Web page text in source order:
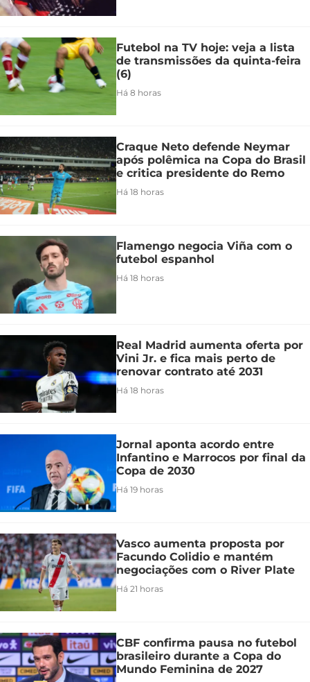
Futebol na TV hoje: veja a lista
de transmissões da quinta-feira
(6)
Há 8 horas
Craque Neto defende Neymar
após polêmica na Copa do Brasil
e critica presidente do Remo
Há 18 horas
Flamengo negocia Viña com o
futebol espanhol
Há 18 horas
Real Madrid aumenta oferta por
Vini Jr. e fica mais perto de
renovar contrato até 2031
Há 18 horas
Jornal aponta acordo entre
Infantino e Marrocos por final da
Copa de 2030
Há 19 horas
Vasco aumenta proposta por
Facundo Colidio e mantém
negociações com o River Plate
Há 21 horas
CBF confirma pausa no futebol
brasileiro durante a Copa do
Mundo Feminina de 2027